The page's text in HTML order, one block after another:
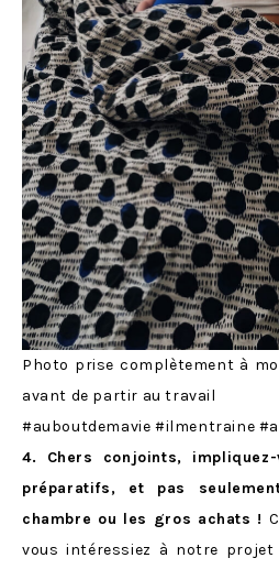
Photo prise complètement à
avant de partir au travail
#auboutdemavie #ilmentraine
4. Chers conjoints,
préparatifs, et pas
chambre ou les gros achats !
vous intéressiez à notre projet